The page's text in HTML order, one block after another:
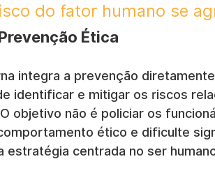
do fator humano se
Ética
integra a prevenção
identificar e mitigar os riscos
objetivo não é policiar os
ético e dificulte
estratégia centrada no ser